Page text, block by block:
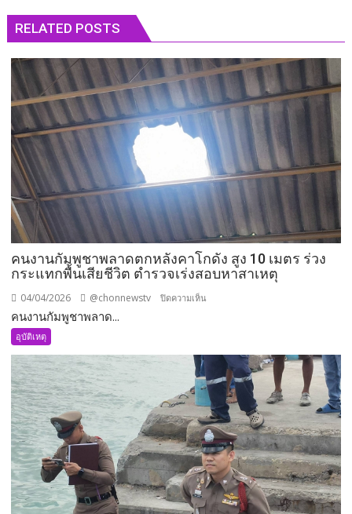
RELATED POSTS
คนงานกัมพูชาพลาดตกหลังคาโกดัง สูง 10 เมตร ร่วง
กระแทกพื้นเสียชีวิต ตำรวจเร่งสอบหาสาเหตุ
04/04/2026 @chonnewstv ปิดความเห็น
พลาด
ตก
หลังคา
โกดัง
สูง
10
เมตร
ร่วง
กระแทก
คนงานกัมพูชาพลาด...
อุบัติเหตุ